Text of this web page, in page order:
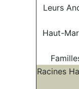
Leurs
Haut-
Racines